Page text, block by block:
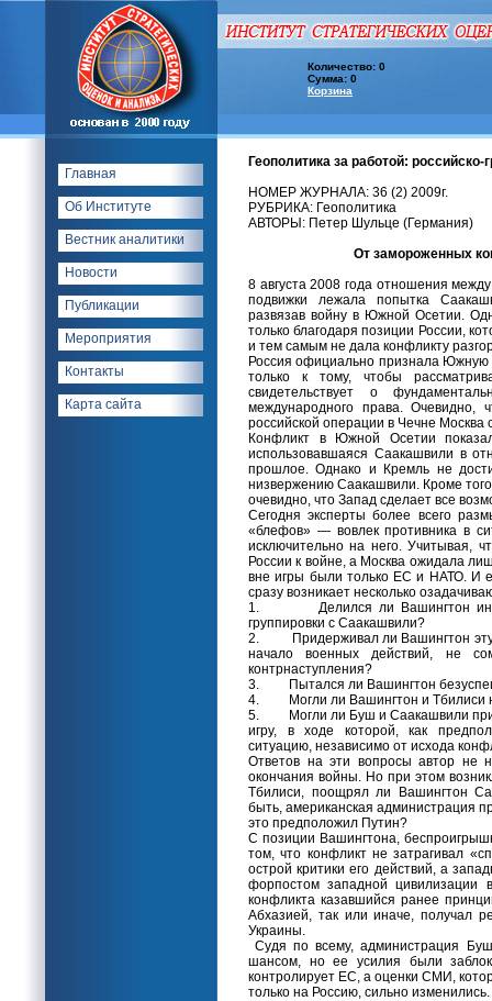
Количество: 0
Сумма: 0
Корзина
Главная
Об Институте
Вестник аналитики
Новости
Публикации
Мероприятия
Контакты
Карта сайта
Геополитика за работой: российско-
НОМЕР ЖУРНАЛА: 36 (2) 2009г.
РУБРИКА: Геополитика
АВТОРЫ: Петер Шульце (Германия)
От замороженных
8 августа 2008 года отношения
подвижки лежала попытка
развязав войну в Южной Осетии.
только благодаря позиции России,
и тем самым не дала конфликту
Россия официально признала
только к тому, чтобы
свидетельствует о
международного права. Очевидно,
российской операции в Чечне
Конфликт в Южной Осетии
использовавшаяся Саакашвили в
прошлое. Однако и Кремль не
низвержению Саакашвили. Кроме
очевидно, что Запад сделает все
Сегодня эксперты более всего
«блефов» — вовлек противника в
исключительно на него. Учитывая,
России к войне, а Москва ожидала
вне игры были только ЕС и НАТО. И
сразу возникает несколько
1. Делился ли Вашингтон
группировки с Саакашвили?
2. Придерживал ли Вашингтон эту
начало военных действий, не
контрнаступления?
3. Пытался ли Вашингтон
4. Могли ли Вашингтон и Тбилиси
5. Могли ли Буш и Саакашвили
игру, в ходе которой, как
ситуацию, независимо от исхода
Ответов на эти вопросы автор не
окончания войны. Но при этом
Тбилиси, поощрял ли Вашингтон
быть, американская администрация
это предположил Путин?
С позиции Вашингтона,
том, что конфликт не затрагивал
острой критики его действий, а
форпостом западной цивилизации
конфликта казавшийся ранее
Абхазией, так или иначе, получал
Украины.
Судя по всему, администрация
шансом, но ее усилия были
контролирует ЕС, а оценки СМИ,
только на Россию, сильно изменились.